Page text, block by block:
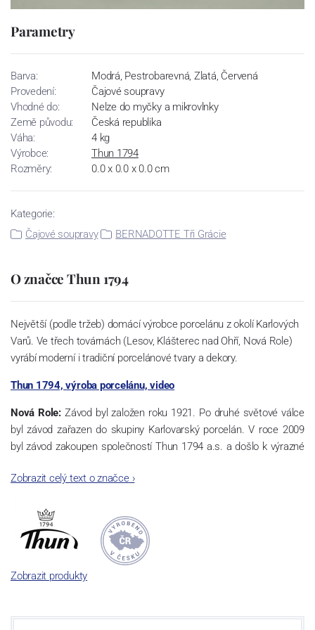
Parametry
Barva:
Modrá, Pestrobarevná, Zlatá, Červená
Provedení:
Čajové soupravy
Vhodné do:
Nelze do myčky a mikrovlnky
Země původu:
Česká republika
Váha:
4 kg
Výrobce:
Thun 1794
Rozměry:
0.0 x 0.0 x 0.0 cm
Kategorie:
Čajové soupravy
BERNADOTTE Tři Grácie
O značce Thun 1794
Největší (podle tržeb) domácí výrobce porcelánu z okolí Karlových
Varů. Ve třech továrnách (Lesov, Klášterec nad Ohří, Nová Role)
vyrábí moderní i tradiční porcelánové tvary a dekory.
Thun 1794, výroba porcelánu, video
Nová Role: Závod byl založen roku 1921. Po druhé světové válce
byl závod zařazen do skupiny Karlovarský porcelán. V roce 2009
byl závod zakoupen společností Thun 1794 a.s. a došlo k výrazné
společnosti a v jejím areálu jsou umístěny i provoz servis a výroba
a ve své výrobě navazuje na více jak 220-letou tradici výroby
porcelánu. Kapacita tohoto závodu je 3.500 - 4.000 tun ročně,
závod je vybaven moderními technologickými zařízeními -
isostatické lisy, tlakové lití, glazovací komplex, rychlovýpalná pec,
komorová pec, vtavná dekorační pec. Závod nabízí své výrobky jak
Zobrazit celý text o značce›
Zobrazit produkty